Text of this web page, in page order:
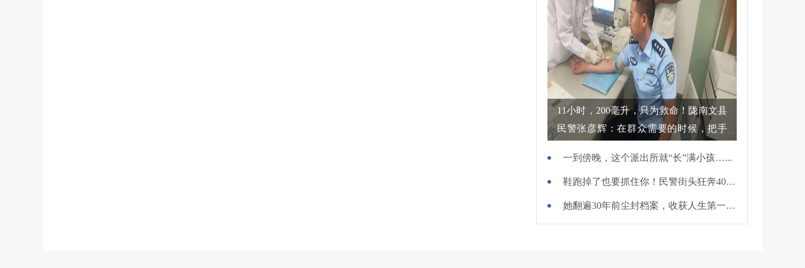
11小时，200毫升，只为救命！陇南文县
民警张彦辉：在群众需要的时候，把手
一到傍晚，这个派出所就“长”满小孩…...
鞋跑掉了也要抓住你！民警街头狂奔400米擒贼
她翻遍30年前尘封档案，收获人生第一面锦旗